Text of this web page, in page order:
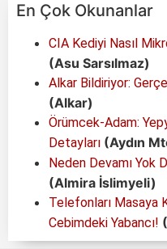
En Çok Okunanlar
CIA Kediyi Nasıl
(Asu Sarsılmaz)
Alkar Bildiriyor:
(Alkar)
Örümcek-Adam:
Detayları (Aydın
Neden Devamı Yok
(Almira İslimyeli)
Telefonları Masaya
Cebimdeki Yabancı!